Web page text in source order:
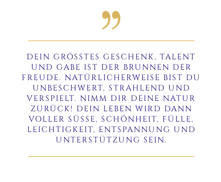
DEIN GRÖSSTES GESCHENK, TALENT
UND GABE IST DER BRUNNEN DER
FREUDE. NATÜRLICHERWEISE BIST DU
UNBESCHWERT, STRAHLEND UND
VERSPIELT. NIMM DIR DEINE NATUR
ZURÜCK! DEIN LEBEN WIRD DANN
VOLLER SÜSSE, SCHÖNHEIT, FÜLLE,
LEICHTIGKEIT, ENTSPANNUNG UND
UNTERSTÜTZUNG SEIN.